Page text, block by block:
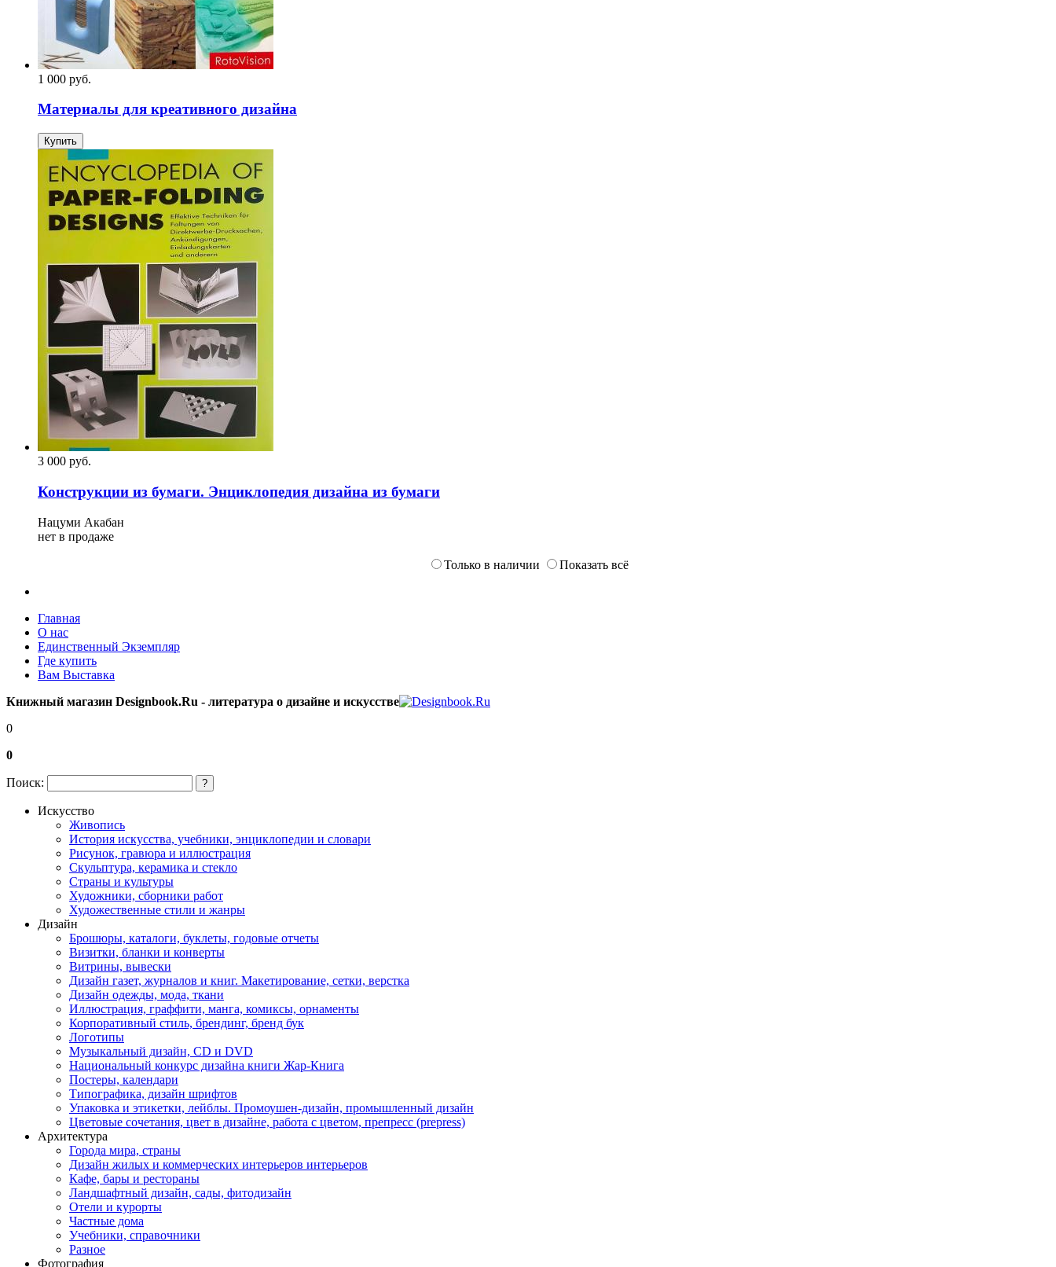
1 000 pуб.
Материалы для креативного дизайна
Купить
3 000 pуб.
Конструкции из бумаги. Энциклопедия дизайна из бумаги
Нацуми Акабан
нет в продаже
Только в наличии Показать всё
Главная
О нас
Единственный Экземпляр
Где купить
Вам Выставка
Книжный магазин Designbook.Ru - литература о дизайне и искусстве
0
0
Поиск: ?
Искусство
Живопись
История искусства, учебники, энциклопедии и словари
Рисунок, гравюра и иллюстрация
Скульптура, керамика и стекло
Страны и культуры
Художники, сборники работ
Художественные стили и жанры
Дизайн
Брошюры, каталоги, буклеты, годовые отчеты
Визитки, бланки и конверты
Витрины, вывески
Дизайн газет, журналов и книг. Макетирование, сетки, верстка
Дизайн одежды, мода, ткани
Иллюстрация, граффити, манга, комиксы, орнаменты
Корпоративный стиль, брендинг, бренд бук
Логотипы
Музыкальный дизайн, СD и DVD
Национальный конкурс дизайна книги Жар-Книга
Постеры, календари
Типографика, дизайн шрифтов
Упаковка и этикетки, лейблы. Промоушен-дизайн, промышленный дизайн
Цветовые сочетания, цвет в дизайне, работа с цветом, препресс (prepress)
Архитектура
Города мира, страны
Дизайн жилых и коммерческих интерьеров интерьеров
Кафе, бары и рестораны
Ландшафтный дизайн, сады, фитодизайн
Отели и курорты
Частные дома
Учебники, справочники
Разное
Фотография